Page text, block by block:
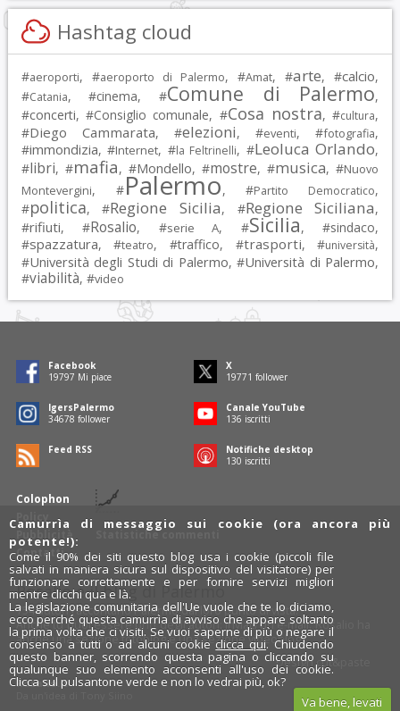
Hashtag cloud
#aeroporti, #aeroporto di Palermo, #Amat, #arte, #calcio,
#Catania, #cinema, #Comune di Palermo,
#concerti, #Consiglio comunale, #Cosa nostra, #cultura,
#Diego Cammarata, #elezioni, #eventi, #fotografia,
#immondizia, #Internet, #la Feltrinelli, #Leoluca Orlando,
#libri, #mafia, #Mondello, #mostre, #musica, #Nuovo
Montevergini, #Palermo, #Partito Democratico,
#politica, #Regione Sicilia, #Regione Siciliana,
#rifiuti, #Rosalio, #serie A, #Sicilia, #sindaco,
#spazzatura, #teatro, #traffico, #trasporti, #università,
#Università degli Studi di Palermo, #Università di Palermo,
#viabilità, #video
Colophon
Policy
Pubblicità
Contatti
Statistiche commenti
Facebook
19797 Mi piace
X
19771 follower
IgersPalermo
34678 follower
Canale YouTube
136 iscritti
Feed RSS
Notifiche desktop
130 iscritti
Rosalio è il blog di Palermo
754 autoriraccontano Palermo dal loro punto di vista.
Anche tu puoi essere uno degli autori: inviaci un' e-mail. Rosalio ha
anche una sezionefotobloge una sezionevideoblog.
Designcut&paste
Rosalio.it
x
Instagram
Camurrìa di messaggio sui cookie (ora ancora più
potente!):
Come il 90% dei siti questo blog usa i cookie (piccoli file
salvati in maniera sicura sul dispositivo del visitatore) per
funzionare correttamente e per fornire servizi migliori
mentre clicchi qua e là.
La legislazione comunitaria dell'Ue vuole che te lo diciamo,
ecco perché questa camurrìa di avviso che appare soltanto
la prima volta che ci visiti. Se vuoi saperne di più o negare il
consenso a tutti o ad alcuni cookie clicca qui. Chiudendo
questo banner, scorrendo questa pagina o cliccando su
qualunque suo elemento acconsenti all'uso dei cookie.
Clicca sul pulsantone verde e non lo vedrai più, ok?
Va bene, levati